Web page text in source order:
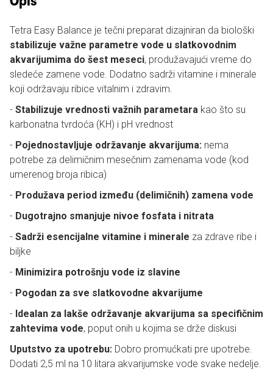
Tetra Easy Balance je tečni preparat dizajniran da biološki
stabilizuje važne parametre vode u slatkovodnim
akvarijumima do šest meseci, produžavajući vreme do
sledeće zamene vode. Dodatno sadrži vitamine i minerale
koji održavaju ribice vitalnim i zdravim.
- Stabilizuje vrednosti važnih parametara kao što su
karbonatna tvrdoća (KH) i pH vrednost
- Pojednostavljuje održavanje akvarijuma: nema
potrebe za delimičnim mesečnim zamenama vode (kod
umerenog broja ribica)
- Produžava period između (delimičnih) zamena vode
- Dugotrajno smanjuje nivoe fosfata i nitrata
- Sadrži esencijalne vitamine i minerale za zdrave ribe i
biljke
- Minimizira potrošnju vode iz slavine
- Pogodan za sve slatkovodne akvarijume
- Idealan za lakše održavanje akvarijuma sa specifičnim
zahtevima vode, poput onih u kojima se drže diskusi
Uputstvo za upotrebu: Dobro promućkati pre upotrebe.
Dodati 2,5 ml na 10 litara akvarijumske vode svake nedelje.